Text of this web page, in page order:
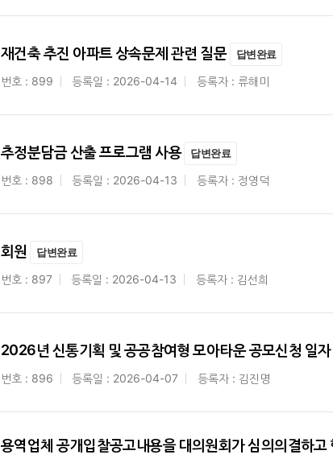
재건축 추진 아파트 상속문제 관련 질문 답변완료
번호 : 899 등록일 : 2026-04-14 등록자 : 류해미
추정분담금 산출 프로그램 사용 답변완료
번호 : 898 등록일 : 2026-04-13 등록자 : 정영덕
회원 답변완료
번호 : 897 등록일 : 2026-04-13 등록자 : 김선희
2026년 신통기획 및 공공참여형 모아타운 공모신청 일자
번호 : 896 등록일 : 2026-04-07 등록자 : 김진명
용역업체 공개입찰공고내용을 대의원회가 심의의결하